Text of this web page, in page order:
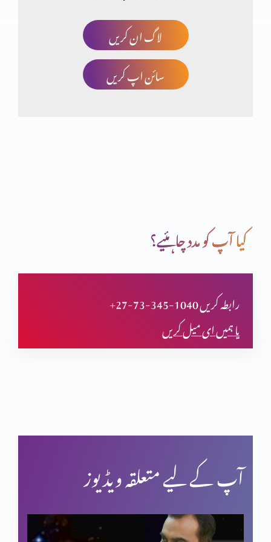
کیا مزامیر بھی سائنس کی تائیدکرتے ہیں؟(حصہ دہم)
کیا مضامین بھی سائنس کی تائیدکرتے ہیں؟(حصہ پنجم)
کیا مضامین بھی سائنس کی تائیدکرتے ہیں؟(حصہ چہارم)
کیا مزامیر بھی سائنس کی تائید کرتے ہیں؟ (حصہ 1)
لاگ ان کریں
سائن اپ کریں
کیا آپ کو مدد چاہئیے؟
+27-73-345-1040 رابطہ کریں
یا ہمیں ای میل کریں
آپ کے لیے متعلقہ ویڈیوز